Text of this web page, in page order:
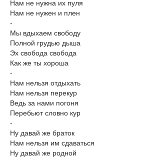
Нам не нужна их пуля
Нам не нужен и плен
-
Мы вдыхаем свободу
Полной грудью дыша
Эх свобода свобода
Как же ты хороша
-
Нам нельзя отдыхать
Нам нельзя перекур
Ведь за нами погоня
Перебьют словно кур
-
Ну давай же браток
Нам нельзя им сдаваться
Ну давай же родной